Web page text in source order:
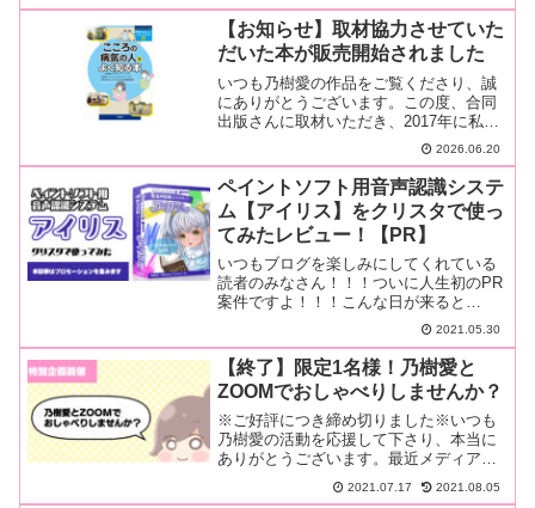
【お知らせ】取材協力させていた
だいた本が販売開始されました
いつも乃樹愛の作品をご覧くださり、誠
にありがとうございます。この度、合同
出版さんに取材いただき、2017年に私が
罹患した適応障害についての話をこちら
2026.06.20
ペイントソフト用音声認識システ
ム【アイリス】をクリスタで使っ
てみたレビュー！【PR】
いつもブログを楽しみにしてくれている
読者のみなさん！！！ついに人生初のPR
案件ですよ！！！こんな日が来ると
は！！！今回ご紹介するのはQbellさんの
2021.05.30
【終了】限定1名様！乃樹愛と
ZOOMでおしゃべりしませんか？
※ご好評につき締め切りました※いつも
乃樹愛の活動を応援して下さり、本当に
ありがとうございます。最近メディア出
演をしたり、オンラインイベントを行っ
たり、…続きを読む
2021.07.17 2021.08.05